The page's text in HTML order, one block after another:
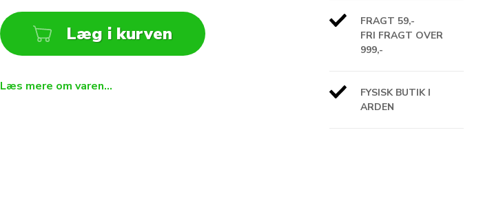
AntalLæg i kurven
Læs mere om varen...
FRAGT 59,-
FRI FRAGT OVER
999,-
FYSISK BUTIK I
ARDEN